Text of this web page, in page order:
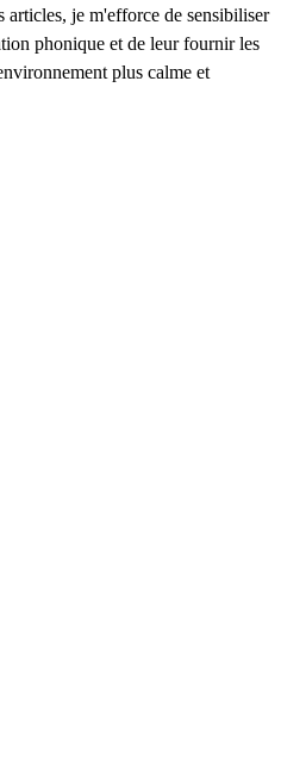
articles, je m'efforce de sensibiliser
phonique et de leur fournir les
plus calme et